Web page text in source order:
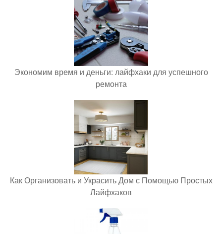
Экономим время и деньги: лайфхаки для успешного
ремонта
Как Организовать и Украсить Дом с Помощью Простых
Лайфхаков